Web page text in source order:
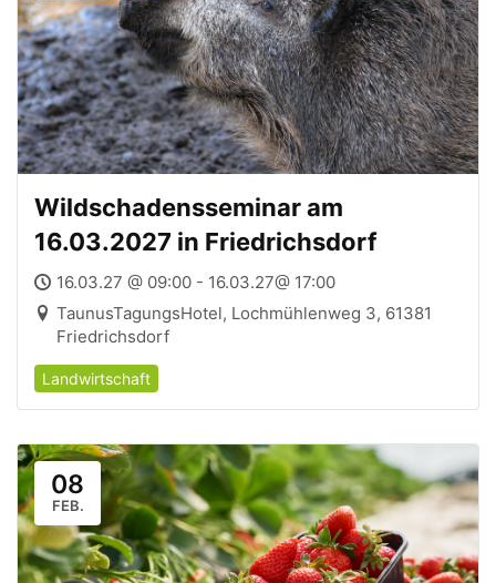
Wildschadensseminar am
16.03.2027 in Friedrichsdorf
16.03.27 @ 09:00 - 16.03.27@ 17:00
TaunusTagungsHotel, Lochmühlenweg 3, 61381
Friedrichsdorf
Landwirtschaft
08
FEB.